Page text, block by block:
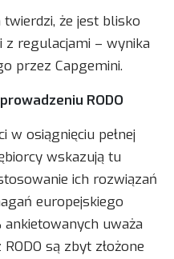
że jest blisko
z regulacjami – wynika
przez Capgemini.
RODO
w osiągnięciu pełnej
wskazują tu
ich rozwiązań
europejskiego
uważa
są zbyt złożone